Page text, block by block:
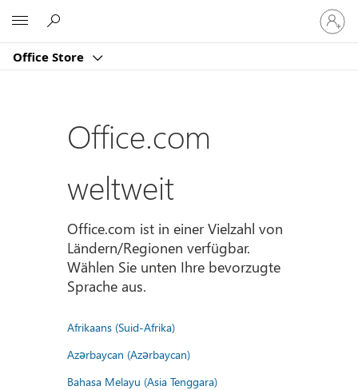
Office Store
Bei
Ihrem
Konto
Office.com
weltweit
Office.com ist in einer Vielzahl von
Ländern/Regionen verfügbar.
Wählen Sie unten Ihre bevorzugte
Sprache aus.
Afrikaans (Suid-Afrika)
Azərbaycan (Azərbaycan)
Bahasa Melayu (Asia Tenggara)